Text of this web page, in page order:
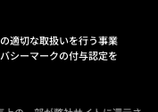
適切な取扱いを行う事業
シーマークの付与認定を